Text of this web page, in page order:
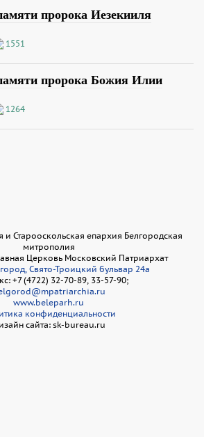
пророка Иезекииля
1551
пророка Божия Илии
1264
и Старооскольская епархия Белгородская
митрополия
Церковь Московский Патриархат
Свято-Троицкий бульвар 24а
+7 (4722) 32-70-89, 33-57-90;
www.beleparh.ru
конфиденциальности
сайта: sk-bureau.ru